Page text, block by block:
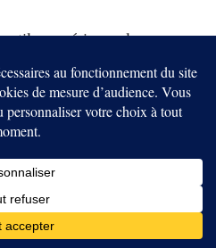
numériques, les
pragmatique et
partiellement onchain. En
stablecoins et
l’efficacité d’une
s’avère concluante, elle
confrontées aux